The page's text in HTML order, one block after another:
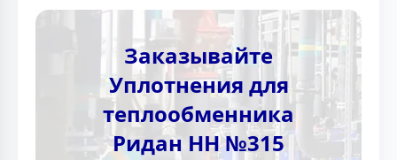
Заказывайте
Уплотнения для
теплообменника
Ридан НН №315